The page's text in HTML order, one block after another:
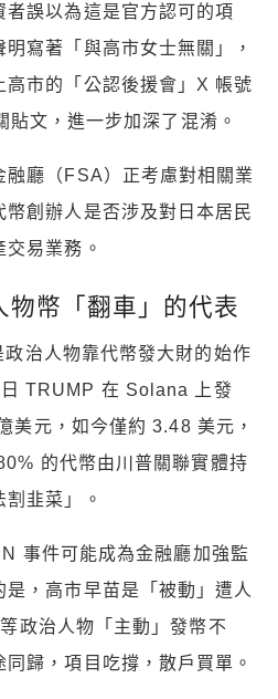
誤以為這是官方認可的項
寫著「與高市女士無關」，
市的「公認後援會」X 帳號
文，進一步加深了混淆。
融廳（FSA）正考慮對相關業
創辦人是否涉及對日本居民
易業務。
物幣「翻車」的代表
治人物靠代幣發大財的始作
TRUMP 在 Solana 上發
美元，如今僅約 3.48 美元，
的代幣由川普關聯實體持
韭菜」。
事件可能成為金融廳加強監
，高市早苗是「被動」遭人
政治人物「主動」發幣不
歸，項目吃撐，散戶買單。